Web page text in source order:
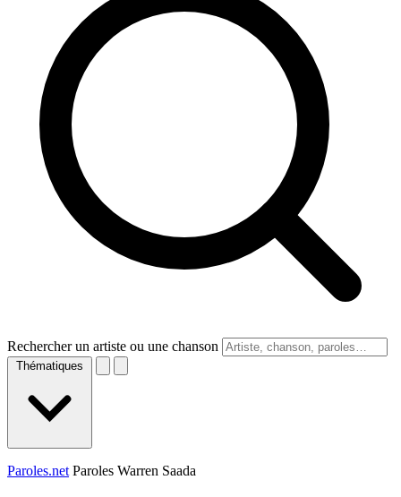
Rechercher un artiste ou une chanson
Thématiques
Paroles.net Paroles Warren Saada